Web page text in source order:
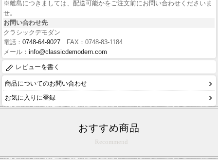
※離島につきましては、配送可能かをご注文前にお問い合わせくださいま
せ。
お問い合わせ先
クラシックデモダン
電話： 0748-64-9027 FAX：0748-83-1184
メール： info@classicdemodern.com
レビューを書く
商品についてのお問い合わせ
お気に入りに登録
おすすめ商品
Recommend